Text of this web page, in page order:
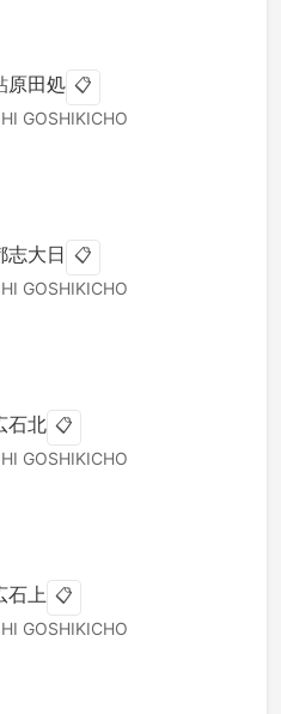
原田処 📋
GOSHIKICHO
志大日 📋
GOSHIKICHO
石北 📋
GOSHIKICHO
石上 📋
GOSHIKICHO